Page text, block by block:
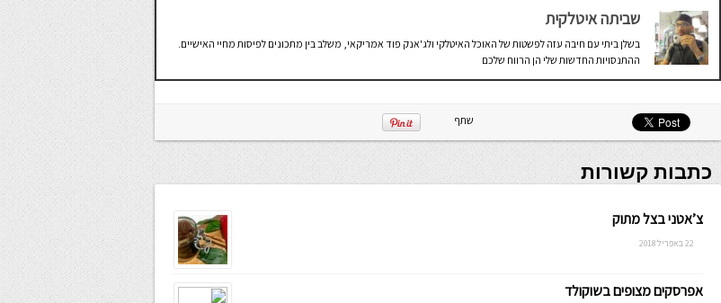
שביתה איטלקית
בשלן ביתי עם חיבה עזה לפשטות של האוכל האיטלקי ולג'אנק פוד אמריקאי, משלב בין מתכונים לפיסות מחיי האישיים.
ההתנסויות החדשות שלי הן הרווח שלכם
שתף
כתבות קשורות
צ’אטני בצל מתוק
22 באפריל 2018
אפרסקים מצופים בשוקולד